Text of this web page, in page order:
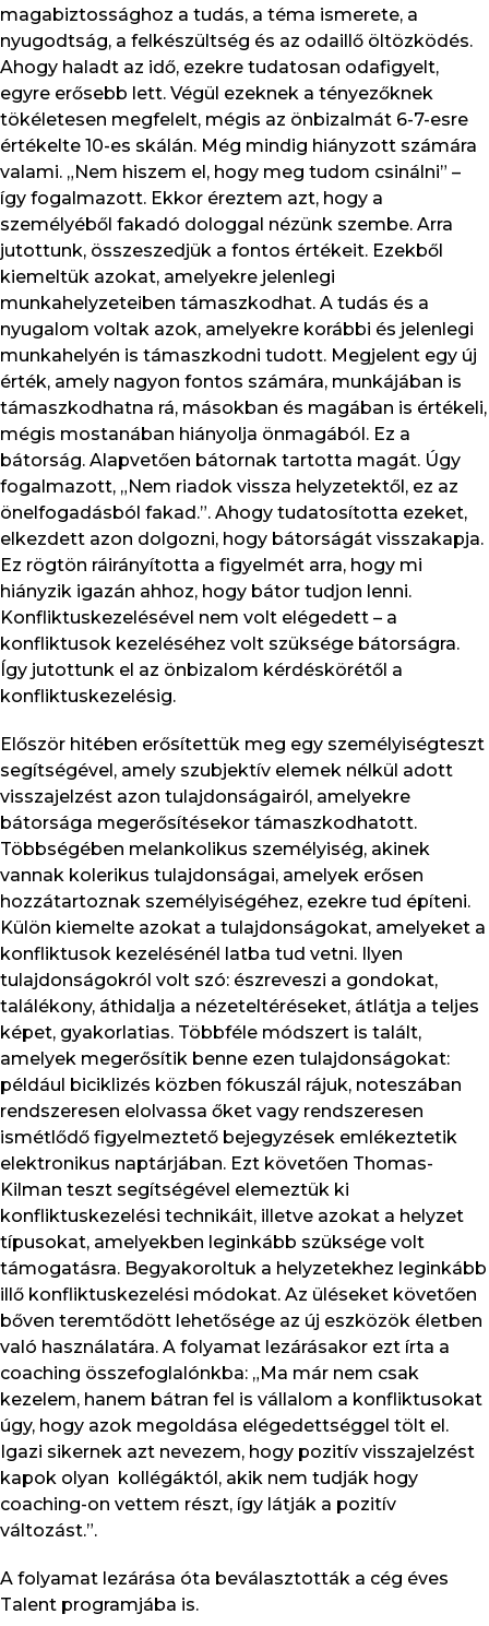
magabiztossághoz a tudás, a téma ismerete, a
nyugodtság, a felkészültség és az odaillő öltözködés.
Ahogy haladt az idő, ezekre tudatosan odafigyelt,
egyre erősebb lett. Végül ezeknek a tényezőknek
tökéletesen megfelelt, mégis az önbizalmát 6-7-esre
értékelte 10-es skálán. Még mindig hiányzott számára
valami. „Nem hiszem el, hogy meg tudom csinálni” –
így fogalmazott. Ekkor éreztem azt, hogy a
személyéből fakadó dologgal nézünk szembe. Arra
jutottunk, összeszedjük a fontos értékeit. Ezekből
kiemeltük azokat, amelyekre jelenlegi
munkahelyzeteiben támaszkodhat. A tudás és a
nyugalom voltak azok, amelyekre korábbi és jelenlegi
munkahelyén is támaszkodni tudott. Megjelent egy új
érték, amely nagyon fontos számára, munkájában is
támaszkodhatna rá, másokban és magában is értékeli,
mégis mostanában hiányolja önmagából. Ez a
bátorság. Alapvetően bátornak tartotta magát. Úgy
fogalmazott, „Nem riadok vissza helyzetektől, ez az
önelfogadásból fakad.”. Ahogy tudatosította ezeket,
elkezdett azon dolgozni, hogy bátorságát visszakapja.
Ez rögtön ráirányította a figyelmét arra, hogy mi
hiányzik igazán ahhoz, hogy bátor tudjon lenni.
Konfliktuskezelésével nem volt elégedett – a
konfliktusok kezeléséhez volt szüksége bátorságra.
Így jutottunk el az önbizalom kérdéskörétől a
konfliktuskezelésig.
Először hitében erősítettük meg egy személyiségteszt
segítségével, amely szubjektív elemek nélkül adott
visszajelzést azon tulajdonságairól, amelyekre
bátorsága megerősítésekor támaszkodhatott.
Többségében melankolikus személyiség, akinek
vannak kolerikus tulajdonságai, amelyek erősen
hozzátartoznak személyiségéhez, ezekre tud építeni.
Külön kiemelte azokat a tulajdonságokat, amelyeket a
konfliktusok kezelésénél latba tud vetni. Ilyen
tulajdonságokról volt szó: észreveszi a gondokat,
találékony, áthidalja a nézeteltéréseket, átlátja a teljes
képet, gyakorlatias. Többféle módszert is talált,
amelyek megerősítik benne ezen tulajdonságokat:
például biciklizés közben fókuszál rájuk, noteszában
rendszeresen elolvassa őket vagy rendszeresen
ismétlődő figyelmeztető bejegyzések emlékeztetik
elektronikus naptárjában. Ezt követően Thomas-
Kilman teszt segítségével elemeztük ki
konfliktuskezelési technikáit, illetve azokat a helyzet
típusokat, amelyekben leginkább szüksége volt
támogatásra. Begyakoroltuk a helyzetekhez leginkább
illő konfliktuskezelési módokat. Az üléseket követően
bőven teremtődött lehetősége az új eszközök életben
való használatára. A folyamat lezárásakor ezt írta a
coaching összefoglalónkba: „Ma már nem csak
kezelem, hanem bátran fel is vállalom a konfliktusokat
úgy, hogy azok megoldása elégedettséggel tölt el.
Igazi sikernek azt nevezem, hogy pozitív visszajelzést
kapok olyan kollégáktól, akik nem tudják hogy
coaching-on vettem részt, így látják a pozitív
változást.”.
A folyamat lezárása óta beválasztották a cég éves
Talent programjába is.